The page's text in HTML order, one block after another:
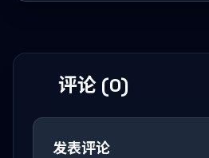
评论 (0)
发表评论